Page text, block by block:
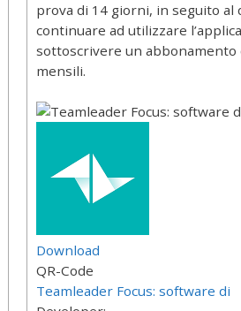
prova di 14 giorni, in seguito al
continuare ad utilizzare
sottoscrivere un abbonamento
mensili.
Download
QR-Code
Teamleader Focus: software di